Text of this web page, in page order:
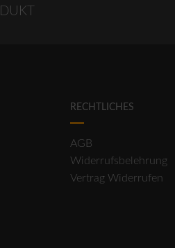
RECHTLICHES
AGB
Widerrufsbelehrung
Vertrag Widerrufen